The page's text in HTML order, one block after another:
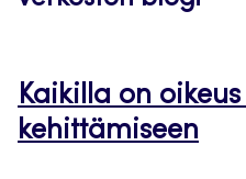
Kaikilla on
kehittämiseen